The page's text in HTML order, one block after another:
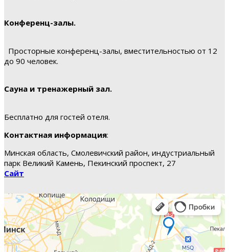
Конференц-залы.
Просторные конференц-залы, вместительностью от 12
до 90 человек.
Сауна и тренажерный зал.
Бесплатно для гостей отеля.
Контактная информация:
Минская область, Смолевичский район, индустриальный
парк Великий Камень, Пекинский проспект, 27
Сайт